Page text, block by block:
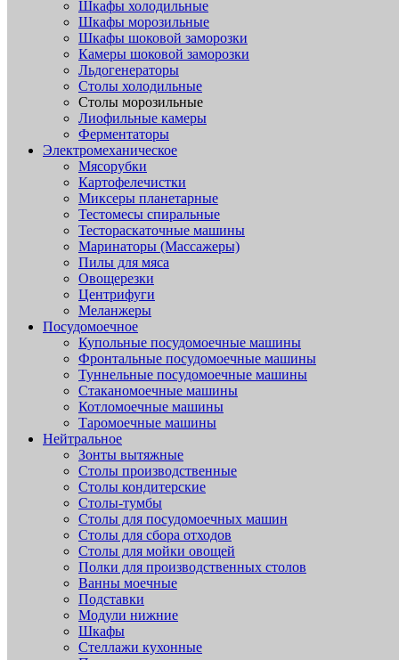
Шкафы холодильные
Шкафы морозильные
Шкафы шоковой заморозки
Камеры шоковой заморозки
Льдогенераторы
Столы холодильные
Столы морозильные
Лиофильные камеры
Ферментаторы
Электромеханическое
Мясорубки
Картофелечистки
Миксеры планетарные
Тестомесы спиральные
Тестораскаточные машины
Маринаторы (Массажеры)
Пилы для мяса
Овощерезки
Центрифуги
Меланжеры
Посудомоечное
Купольные посудомоечные машины
Фронтальные посудомоечные машины
Туннельные посудомоечные машины
Стаканомоечные машины
Котломоечные машины
Таромоечные машины
Нейтральное
Зонты вытяжные
Столы производственные
Столы кондитерские
Столы-тумбы
Столы для посудомоечных машин
Столы для сбора отходов
Столы для мойки овощей
Полки для производственных столов
Ванны моечные
Подставки
Модули нижние
Шкафы
Стеллажи кухонные